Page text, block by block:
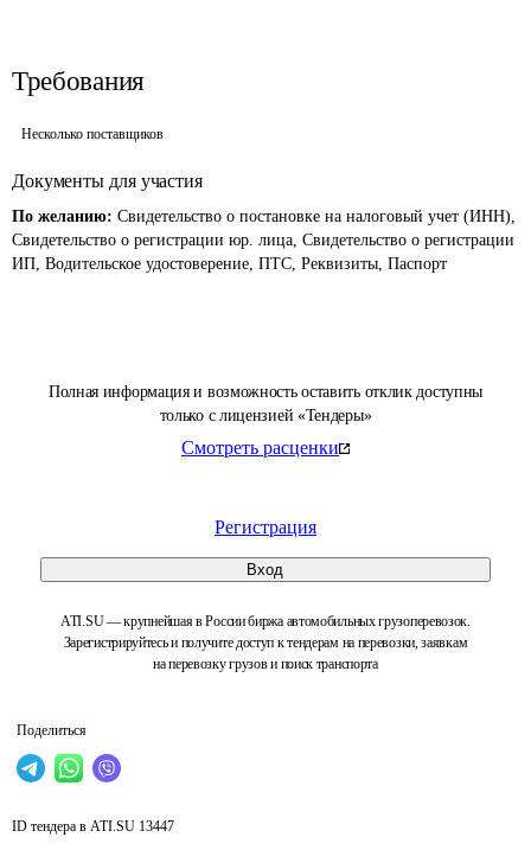
Полная информация и возможность оставить отклик доступны
только с лицензией «Тендеры»
Смотреть расценки
Регистрация
Вход
ATI.SU — крупнейшая в России биржа автомобильных грузоперевозок.
Зарегистрируйтесь и получите доступ к тендерам на перевозки, заявкам
на перевозку грузов и поиск транспорта
Поделиться
Требования
Несколько поставщиков
Документы для участия
По желанию: Свидетельство о постановке на налоговый учет (ИНН),
Свидетельство о регистрации юр. лица, Свидетельство о регистрации
ИП, Водительское удостоверение, ПТС, Реквизиты, Паспорт
ID тендера в ATI.SU 13447